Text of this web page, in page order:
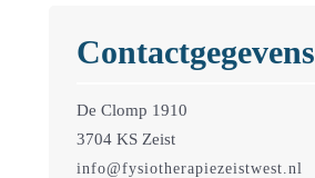
Contactgegevens
De Clomp 1910
3704 KS Zeist
info@fysiotherapiezeistwest.nl